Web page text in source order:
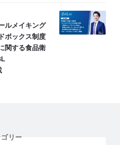
ルメイキング
ボックス制度
関する食品衛
リー